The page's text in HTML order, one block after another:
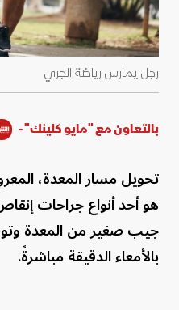
رجل يمارس رياضة الجري
بالتعاون مع "مايو كلينك" -
تحويل مسار المعدة،
هو أحد أنواع جراحات
جيب صغير من المعدة
بالأمعاء الدقيقة مباشرةً.